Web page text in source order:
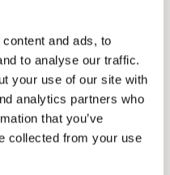
and ads, to
to analyse our traffic.
your use of our site with
analytics partners who
that you’ve
collected from your use